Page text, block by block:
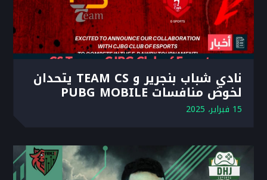
نادي شباب بنجرير و TEAM CS يتحدان
لخوض منافسات PUBG MOBILE
15 فبراير، 2025